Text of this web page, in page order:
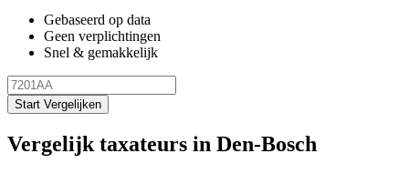
Gebaseerd op data
Geen verplichtingen
Snel & gemakkelijk
Start Vergelijken
Vergelijk taxateurs in Den-Bosch